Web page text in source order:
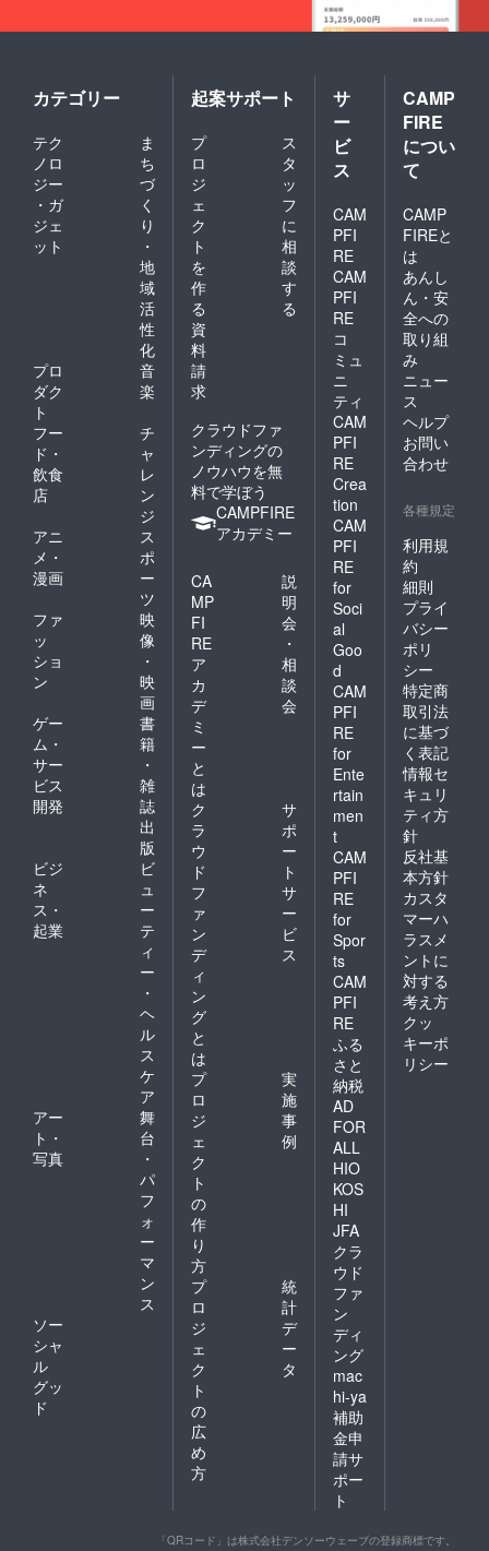
の応援
記入く
ださ
い。
(100文
字以内)
※備考欄
に掲載
良いご
支援者
さまの
お名前
をご記
入くだ
さい。
渡しい
し、会
場にい
らっ
しゃれ
ない場
合はご
記載頂
住所宛
に郵送
させて
頂きま
す。)
③SNS
など
で、上
記の内
容を報
告させ
て頂き
ます。
【記入
必須事
項】 ※
名簿管
ため
に、お
客様の
情報と
メール
アドレ
スのご
入力を
お願い
いたし
ます。
(公演の
観覧方
法に関
して
は、後
日メー
ルを送
らせて
いただ
きま
す。) ※
ション
選択で
応援す
るキャ
ストを1
名選択
してく
せて頂
【記入
必須事
項】 ※
運営が
名簿管
理する
客様の
情報と
メール
アドレ
スのご
入力を
お願い
いたし
ます。
(公演の
観覧方
法に関
して
は、後
日メー
ルを送
いただ
す。) ※
オプ
ション
選択で
応援す
るキャ
ストを1
名選択
してく
ださ
い。
カテゴリー
テク
ノロ
ジー
・ガ
ジェ
ット
ま
ち
づ
く
り
・
地
域
活
性
化
プロ
ダク
ト
音
楽
フー
ド・
飲食
店
チ
ャ
レ
ン
ジ
アニ
メ・
漫画
ス
ポ
ー
ツ
ファ
ッ
ショ
ン
映
像
・
映
画
ゲー
ム・
サー
ビス
開発
書
籍
・
雑
誌
出
版
ビジ
ネ
ス・
起業
ビ
ュ
ー
テ
ィ
ー
・
ヘ
ル
ス
ケ
ア
アー
ト・
写真
舞
台
・
パ
フ
ォ
ー
マ
ン
ス
ソー
シャ
ル
グッ
ド
起案サポート
プ
ロ
ジ
ェ
ク
ト
を
作
る
ス
タ
ッ
フ
に
相
談
す
る
資
料
請
求
クラウドファ
ンディングの
ノウハウを無
料で学ぼう
CAMPFIRE
アカデミー
CA
MP
FI
RE
ア
カ
デ
ミ
ー
と
は
説
明
会
・
相
談
会
ク
ラ
ウ
ド
フ
ァ
ン
デ
ィ
ン
グ
と
は
サ
ポ
ー
ト
サ
ー
ビ
ス
プ
ロ
ジ
ェ
ク
ト
の
作
り
方
実
施
事
例
プ
ロ
ジ
ェ
ク
ト
の
広
め
方
統
計
デ
ー
タ
サ
ー
ビ
ス
CAM
PFI
RE
CAM
PFI
RE
コ
ミュ
ニ
ティ
CAM
PFI
RE
Crea
tion
CAM
PFI
RE
for
Soci
al
Goo
d
CAM
PFI
RE
for
Ente
rtain
men
t
CAM
PFI
RE
for
Spor
ts
CAM
PFI
RE
ふる
さと
納税
AD
FOR
ALL
HIO
KOS
HI
JFA
クラ
ウド
ファ
ン
ディ
ング
mac
hi-ya
補助
金申
請サ
ポー
ト
CAMP
FIRE
につい
て
CAMP
FIREと
は
あんし
ん・安
全への
取り組
み
ニュー
ス
ヘルプ
お問い
合わせ
各種規定
利用規
約
細則
プライ
バシー
ポリ
シー
特定商
取引法
に基づ
く表記
情報セ
キュリ
ティ方
針
反社基
本方針
カスタ
マーハ
ラスメ
ントに
対する
考え方
クッ
キーポ
リシー
「QRコード」は株式会社デンソーウェーブの登録商標です。